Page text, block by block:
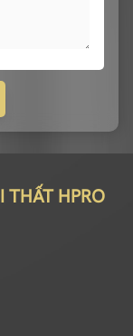
THẤT HPRO